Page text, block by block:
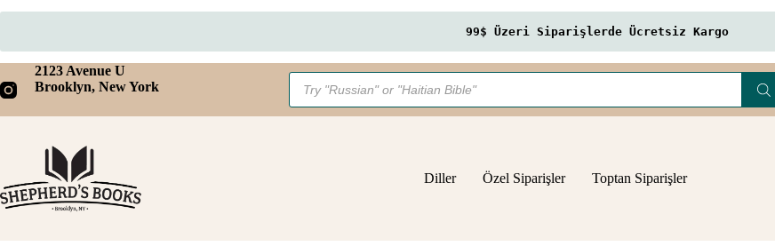
99$ Üzeri Siparişlerde Ücretsiz Kargo
to
content
2123 Avenue U
Brooklyn, New York
Products
search
Diller Özel Siparişler Toptan Siparişler